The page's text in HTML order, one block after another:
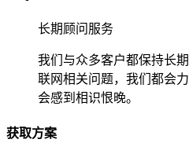
长期顾问服务
我们与众多客户都保持长
联网相关问题，我们都会
会感到相识恨晚。
获取方案